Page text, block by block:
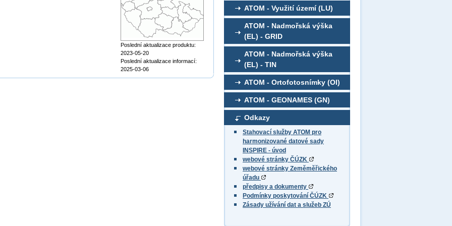
ATOM - Využití území (LU)
ATOM - Nadmořská výška
(EL) - GRID
ATOM - Nadmořská výška
(EL) - TIN
ATOM - Ortofotosnímky (OI)
ATOM - GEONAMES (GN)
Odkazy
Stahovací služby ATOM pro
harmonizované datové sady
INSPIRE - úvod
webové stránky ČÚZK
webové stránky Zeměměřického
úřadu
předpisy a dokumenty
Podmínky poskytování ČÚZK
Zásady užívání dat a služeb ZÚ
Poslední aktualizace produktu:
2023-05-20
Poslední aktualizace informací:
2025-03-06